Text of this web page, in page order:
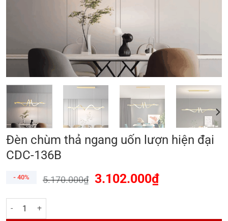
Đèn chùm thả ngang uốn lượn hiện đại
CDC-136B
- 40% 5.170.000₫ 3.102.000₫
Đèn chùm thả ngang uốn lượn hiện đại CDC-136B số lượng